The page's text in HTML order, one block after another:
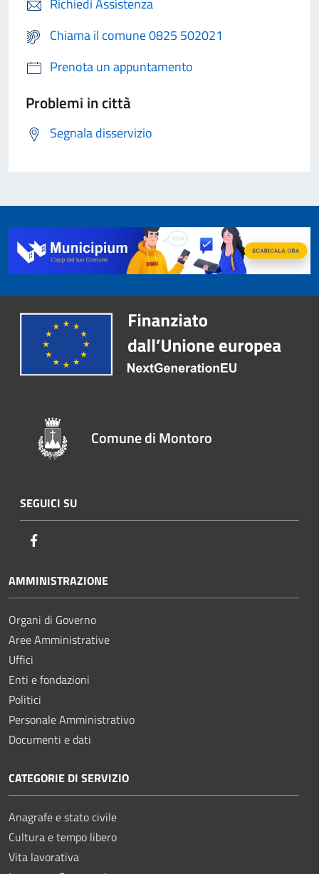
Richiedi Assistenza
Chiama il comune 0825 502021
Prenota un appuntamento
Problemi in città
Segnala disservizio
Comune di Montoro
SEGUICI SU
AMMINISTRAZIONE
Organi di Governo
Aree Amministrative
Uffici
Enti e fondazioni
Politici
Personale Amministrativo
Documenti e dati
CATEGORIE DI SERVIZIO
Anagrafe e stato civile
Cultura e tempo libero
Vita lavorativa